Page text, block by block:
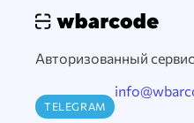
Авторизованный
TELEGRAM